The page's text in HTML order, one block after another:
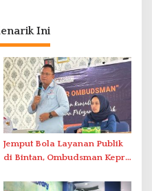
Ini
Jemput Bola Layanan Publik
di Bintan, Ombudsman Kepri
Solar Nelayan